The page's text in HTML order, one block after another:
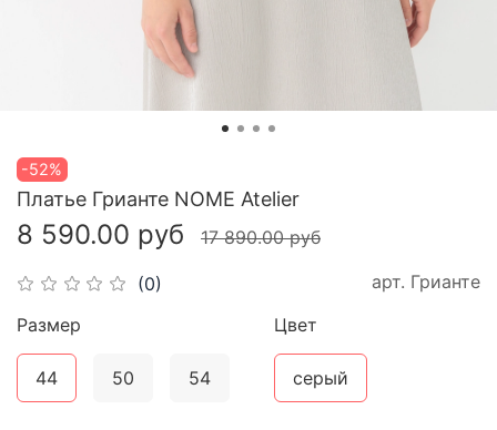
-52%
(0) арт. Грианте
Платье Грианте NOME Atelier
8 590.00 руб 17 890.00 руб
Размер
44 50 54
Цвет
серый